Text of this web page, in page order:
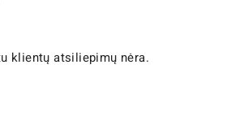
klientų atsiliepimų nėra.